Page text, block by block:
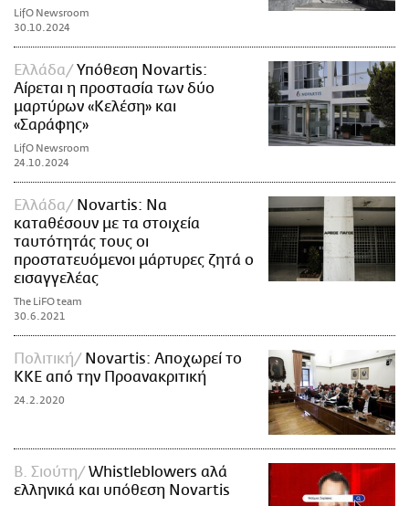
LifO Newsroom
30.10.2024
Ελλάδα
Υπόθεση Novartis:
Αίρεται η προστασία των δύο
μαρτύρων «Κελέση» και
«Σαράφης»
LifO Newsroom
24.10.2024
Ελλάδα
Novartis: Να
καταθέσουν με τα στοιχεία
ταυτότητάς τους οι
προστατευόμενοι μάρτυρες ζητά ο
εισαγγελέας
The LiFO team
30.6.2021
Πολιτική
Novartis: Αποχωρεί το
ΚΚΕ από την Προανακριτική
24.2.2020
Β. Σιούτη
Whistleblowers αλά
ελληνικά και υπόθεση Novartis